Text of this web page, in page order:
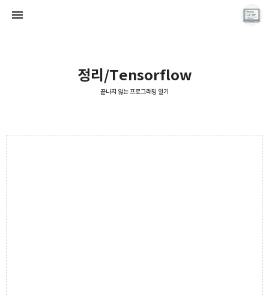
정리/Tensorflow
끝나지 않는 프로그래밍 일기
끝나지 않는 프로그래밍 일기